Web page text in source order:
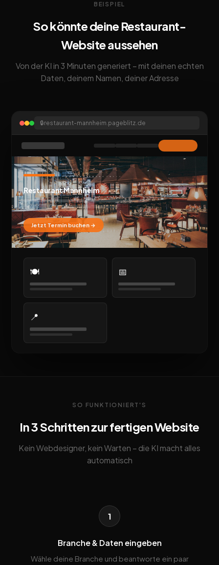
BEISPIEL
So könnte deine Restaurant-
Website aussehen
Von der KI in 3 Minuten generiert – mit deinen echten
Daten, deinem Namen, deiner Adresse
🔒restaurant-mannheim.pageblitz.de
Restaurant Mannheim
Jetzt Termin buchen →
🍽️ 📅
📍
SO FUNKTIONIERT'S
In 3 Schritten zur fertigen Website
Kein Webdesigner, kein Warten – die KI macht alles
automatisch
1
Branche & Daten eingeben
Wähle deine Branche und beantworte ein paar